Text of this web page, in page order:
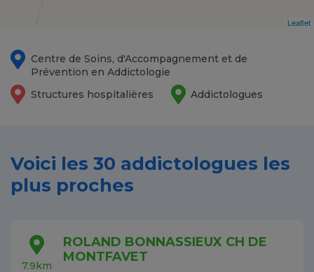
Leaflet
Centre de Soins, d'Accompagnement et de
Prévention en Addictologie
Structures hospitalières
Addictologues
Voici les 30 addictologues les
plus proches
7.9km
ROLAND BONNASSIEUX CH DE
MONTFAVET